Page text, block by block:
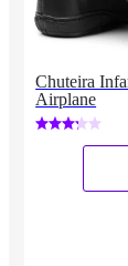
Chuteira
Airplane